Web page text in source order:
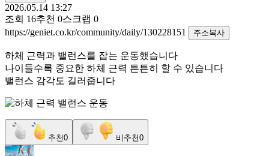
2026.05.14 13:27
조회 16추천 0스크랩 0
https://geniet.co.kr/community/daily/130228151
주소복사
하체 근력과 밸런스를 잡는 운동했습니다
나이들수록 중요한 하체 근력 튼튼히 할 수 있습니다
밸런스 감각도 길러줍니다
추천0 비추천0